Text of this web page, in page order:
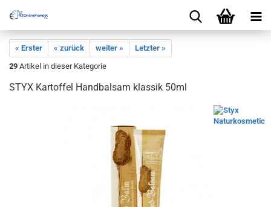
« Erster « zurück weiter »
Letzter »
29 Artikel in dieser Kategorie
STYX Kartoffel Handbalsam klassik 50ml